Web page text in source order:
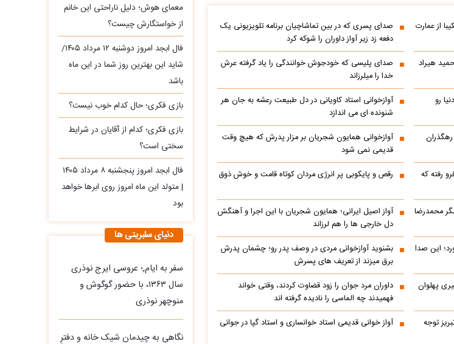
از عمارت
صدای پسری که در بین تماشاچیان برنامه تلویزیونی یک
دفعه زد زیر آواز داوران را شوکه کرد
هیراد
صدای پلیسی که خودجوش خوانندگی را یاد گرفته عرش
خدا را میلرزاند
رو
آوازخوانی استاد کاویانی در دل طبیعت رعشه به جان هر
شنونده ای می اندازد
آوازخوانی همایون شجریان بر مزار پدرش که هیچ وقت
قدیمی نمی شود
رفته که
رقص و پایکوبی پر انرژی مردان کوتاه قامت و خوش ذوق
محمدرضا
آواز اصیل ایرانی؛ همایون شجریان با این اجرا و آهنگش
دل خارجی ها را هم لرزاند
این صدا
بشنوید آوازخوانی مردی در وصف پدر رو؛ چشمان پدرش
برق میزند از تعریف های پسرش
امیری پهلوان
داوران مرد جوان را زود قضاوت کردند، وقتی خواند
فهمیدند چه الماسی را نادیده گرفته اند
توجه
آواز خوانی قدیمی استاد خوانساری و استاد گپا در جوانی
معمای هوش؛ دلیل ناراحتی این خانم
از خواستگارش چیست؟
فال ابجد امروز دوشنبه ۱۲ مرداد ۱۴۰۵/
شاید این بهترین روز شما در این ماه
باشد
بازی فکری؛ حال کدام خوب نیست؟
بازی فکری؛ کدام از آقایان در شرایط
سختی است؟
فال ابجد امروز پنجشنبه ۸ مرداد ۱۴۰۵
| متولد این ماه امروز روی ابرها خواهد
بود
دنیای سلبریتی ها
سفر به ایام,؛ عروسی ایرج نوذری
سال ۱۳۶۳، با حضور گوگوش و
منوچهر نوذری
نگاهی به چیدمان شیک خانه و دفترِ